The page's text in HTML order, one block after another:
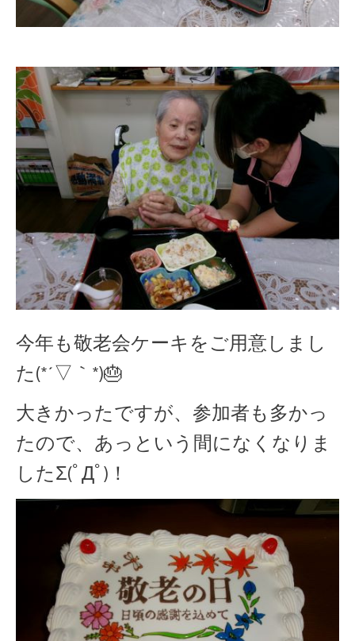
今年も敬老会ケーキをご用意しまし
た(*´▽｀*)🎂
大きかったですが、参加者も多かっ
たので、あっという間になくなりま
したΣ(ﾟДﾟ)！